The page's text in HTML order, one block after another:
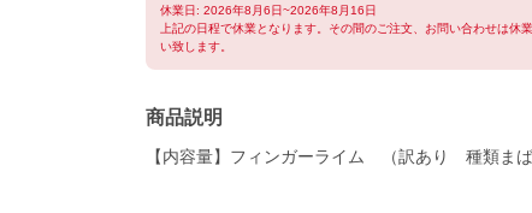
休業日: 2026年8月6日~2026年8月16日
上記の日程で休業となります。その間のご注文、お問い合わせは
い致します。
商品説明
【内容量】フィンガーライム （訳あり 種類ま